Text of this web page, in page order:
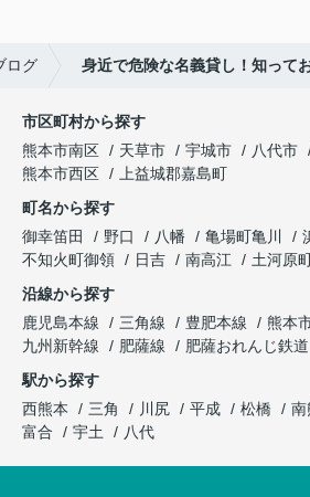
ログ 身近で危険な名義貸し！知って
市区町村から探す
熊本市南区
天草市 宇城市 八代市
熊本市西区
上益城郡嘉島町
町名から探す
御幸笛田
野口 八幡 亀場町亀川
不知火町御領
日吉 南高江 土河原
沿線から探す
鹿児島本線
三角線 豊肥本線
熊本
九州新幹線
肥薩線
肥薩おれんじ鉄道
駅から探す
西熊本
三角 川尻 平成 松橋 南
富合
宇土 八代